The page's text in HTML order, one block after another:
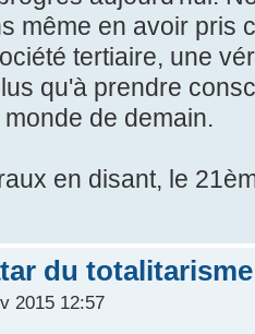
même en avoir pris
tertiaire, une
qu'à prendre
de demain.
en disant, le
du totalitarisme
2015 12:57